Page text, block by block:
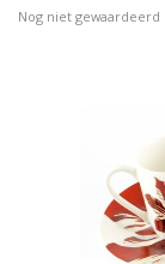
Nog niet gewaardeerd